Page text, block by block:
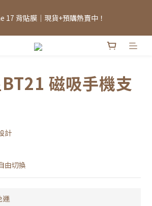
存為準，敬請見諒。」
17 背貼膜｜現貨+預購熱賣中！
分庫存可能需等候，實際出貨情況將依當日
磁吸手機支
計
由切換
運